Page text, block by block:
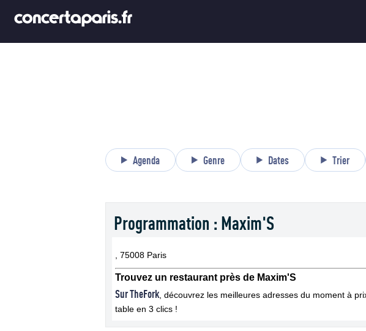
Agenda Genre Dates Trier
Programmation : Maxim'S
, 75008 Paris
Trouvez un restaurant près de Maxim'S
Sur TheFork , découvrez les meilleures adresses du moment à
table en 3 clics !